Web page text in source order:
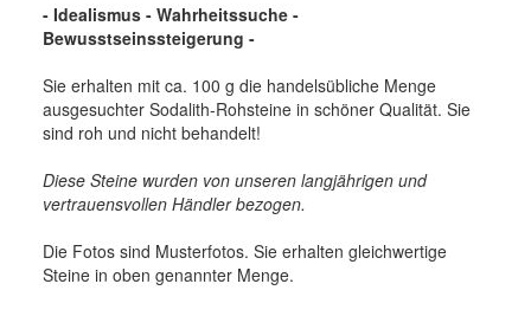
- Idealismus - Wahrheitssuche -
Bewusstseinssteigerung -
Sie erhalten mit ca. 100 g die handelsübliche Menge
ausgesuchter Sodalith-Rohsteine in schöner Qualität. Sie
sind roh und nicht behandelt!
Diese Steine wurden von unseren langjährigen und
vertrauensvollen Händler bezogen.
Die Fotos sind Musterfotos. Sie erhalten gleichwertige
Steine in oben genannter Menge.